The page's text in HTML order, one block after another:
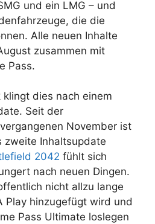
und ein LMG – und
die die
Alle neuen Inhalte
zusammen mit
Pass.
dies nach einem
Seit der
November ist
zweite Inhaltsupdate
2042 fühlt sich
nach neuen Dingen.
nicht allzu lange
Play hinzugefügt wird und
Pass Ultimate loslegen